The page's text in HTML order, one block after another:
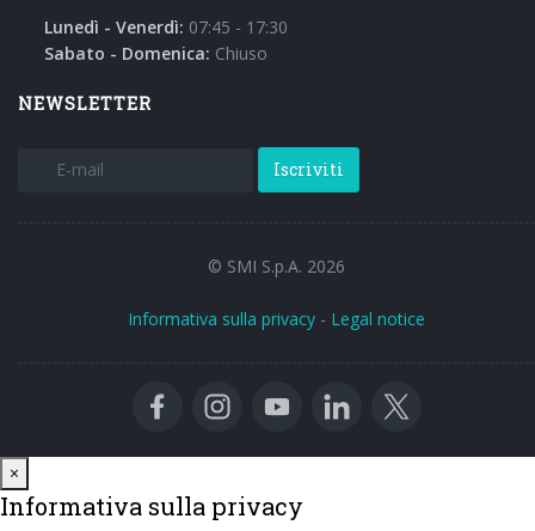
Lunedì - Venerdì: 07:45 - 17:30
Sabato - Domenica: Chiuso
NEWSLETTER
Iscriviti
© SMI S.p.A. 2026
Informativa sulla privacy - Legal notice
×
Informativa sulla privacy